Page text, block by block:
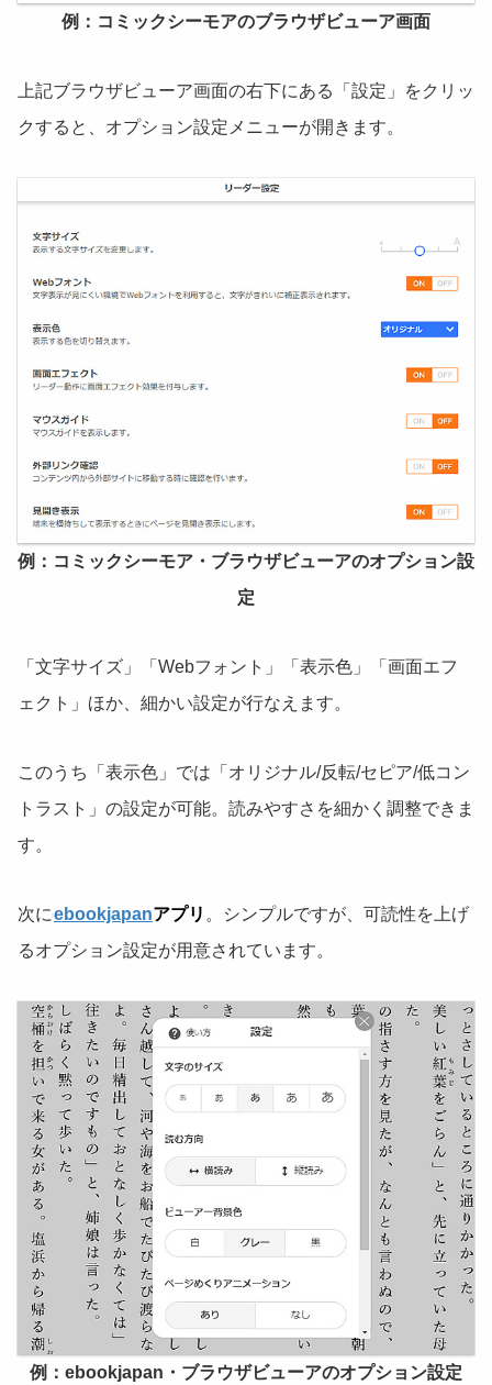
例：コミックシーモアのブラウザビューア画面
上記ブラウザビューア画面の右下にある「設定」をクリッ
クすると、オプション設定メニューが開きます。
例：コミックシーモア・ブラウザビューアのオプション設
定
「文字サイズ」「Webフォント」「表示色」「画面エフ
ェクト」ほか、細かい設定が行なえます。
このうち「表示色」では「オリジナル/反転/セピア/低コン
トラスト」の設定が可能。読みやすさを細かく調整できま
す。
次にebookjapanアプリ 。シンプルですが、可読性を上げ
るオプション設定が用意されています。
例：ebookjapan・ブラウザビューアのオプション設定